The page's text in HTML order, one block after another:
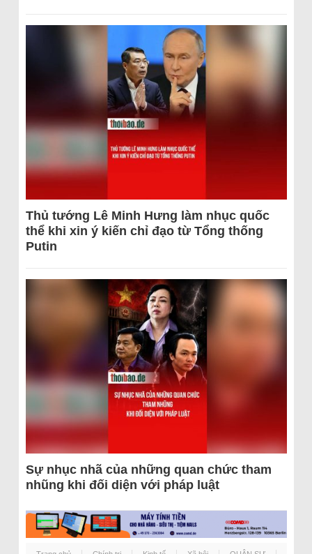
Thủ tướng Lê Minh Hưng làm nhục quốc
thể khi xin ý kiến chỉ đạo từ Tổng thống
Putin
Sự nhục nhã của những quan chức tham
nhũng khi đối diện với pháp luật